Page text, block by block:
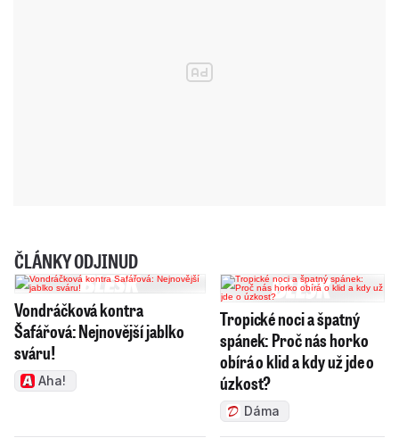
ČLÁNKY ODJINUD
Vondráčková kontra
Šafářová: Nejnovější jablko
sváru!
Aha!
Tropické noci a špatný
spánek: Proč nás horko
obírá o klid a kdy už jde o
úzkost?
Dáma